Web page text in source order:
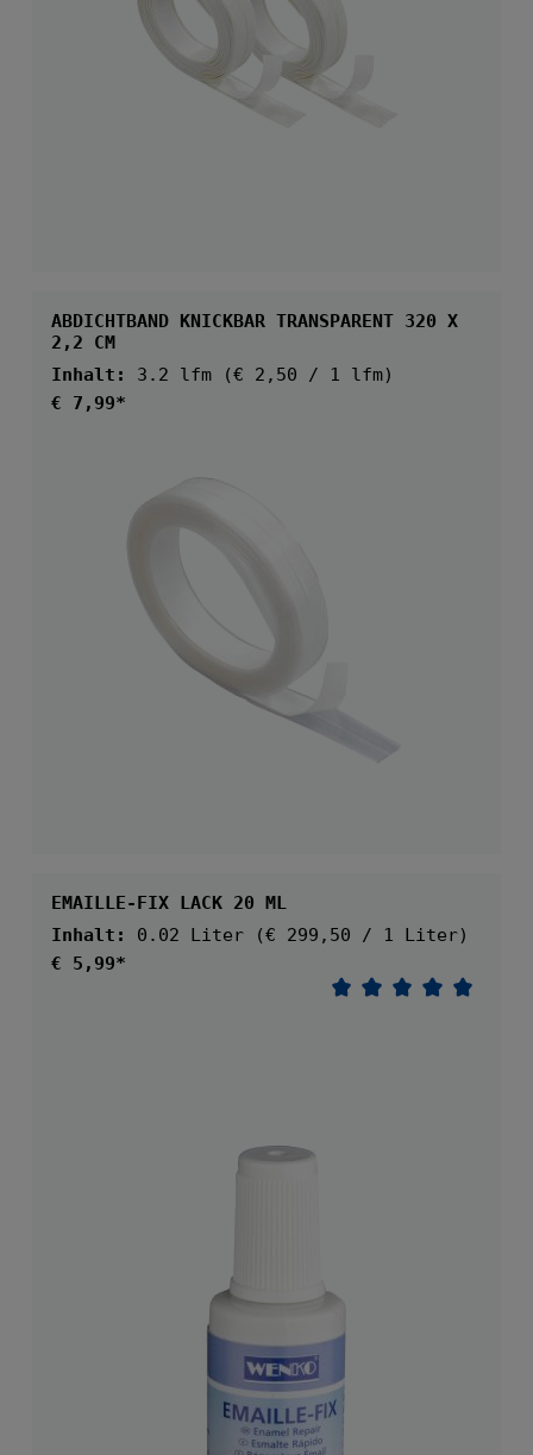
ABDICHTBAND KNICKBAR TRANSPARENT 320 X
2,2 CM
Inhalt: 3.2 lfm (€ 2,50 / 1 lfm)
Regulärer Preis:
€ 7,99*
EMAILLE-FIX LACK 20 ML
Inhalt: 0.02 Liter (€ 299,50 / 1 Liter)
Regulärer Preis:
€ 5,99*